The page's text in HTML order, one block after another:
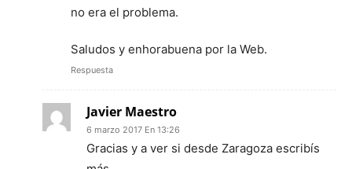
no era el problema.
Saludos y enhorabuena por la Web.
Respuesta
Javier Maestro
6 marzo 2017 En 13:26
Gracias y a ver si desde Zaragoza escribís